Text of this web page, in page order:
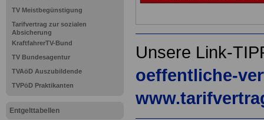
TV Meistbegünstigung
Tarifvertrag zur sozialen
Absicherung
KraftfahrerTV-Bund
TV Bundesagentur
TVAöD Auszubildende
TVPöD Praktikanten
Entgelttabellen
Unsere Link-
oeffentliche-